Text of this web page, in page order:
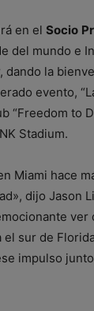
en el Socio
del mundo e
dando la
evento,
“Freedom to
Stadium.
Miami hace
dijo Jason
el sur de
impulso